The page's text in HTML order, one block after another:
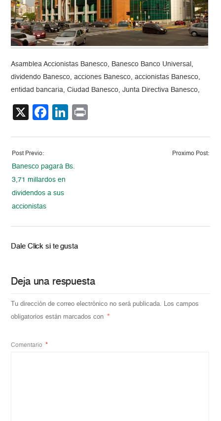
Asamblea Accionistas Banesco, Banesco Banco Universal,
dividendo Banesco, acciones Banesco, accionistas Banesco,
entidad bancaria, Ciudad Banesco, Junta Directiva Banesco,
X Facebook
LinkedIn
Post Previo:
Banesco pagará Bs.
3,71 millardos en
dividendos a sus
accionistas
Proximo Post:
Dale Click si te gusta
Deja una respuesta
Tu dirección de correo electrónico no será publicada. Los campos
obligatorios están marcados con
*
Comentario *